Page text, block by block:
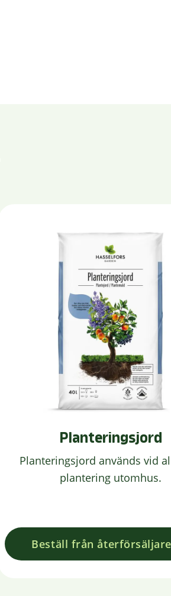
Planteringsjord
Planteringsjord används vid
plantering utomhus.
Beställ från återförsäljare